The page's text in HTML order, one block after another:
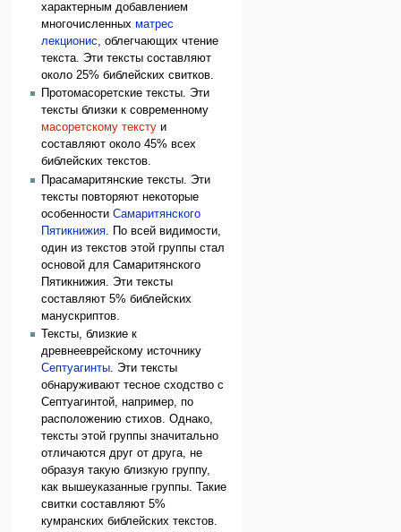
характерным добавлением
многочисленных матрес
лекционис, облегчающих чтение
текста. Эти тексты составляют
около 25% библейских свитков.
Протомасоретские тексты. Эти
тексты близки к современному
масоретскому текстуи
составляют около 45% всех
библейских текстов.
Прасамаритянские тексты. Эти
тексты повторяют некоторые
особенности Самаритянского
Пятикнижия. По всей видимости,
один из текстов этой группы стал
основой для Самаритянского
Пятикнижия. Эти тексты
составляют 5% библейских
манускриптов.
Тексты, близкие к
древнееврейскому источнику
Септуагинты. Эти тексты
обнаруживают тесное сходство с
Септуагинтой, например, по
расположению стихов. Однако,
тексты этой группы значитально
отличаются друг от друга, не
образуя такую близкую группу,
как вышеуказанные группы. Такие
свитки составляют 5%
кумранских библейских текстов.